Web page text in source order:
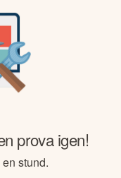
prova igen!
stund.